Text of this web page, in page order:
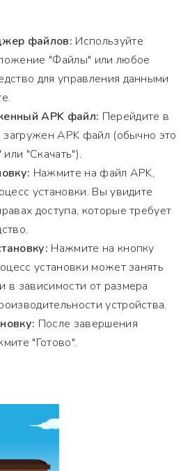
файлов: Используйте
"Файлы" или любое
для управления данными
APK файл: Перейдите в
загружен APK файл (обычно это
или "Скачать").
Нажмите на файл APK,
установки. Вы увидите
доступа, которые требует
Нажмите на кнопку
установки может занять
в зависимости от размера
устройства.
После завершения
"Готово".